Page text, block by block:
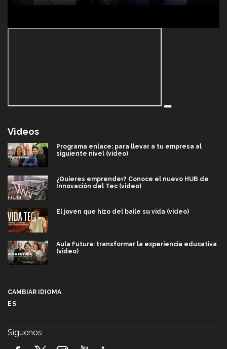
Videos
Programa enlace: para llevar a tu empresa al
siguiente nivel (video)
¿Quieres emprender? Conoce el nuevo HUB de
Innovación del Tec (video)
El joven que hizo del baile su vida (video)
Aula Futura: transformar la experiencia educativa
(video)
CAMBIAR IDIOMA
ES
Síguenos